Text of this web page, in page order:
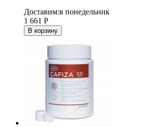
Доставим:в понедельник
1 661 Р
В корзину